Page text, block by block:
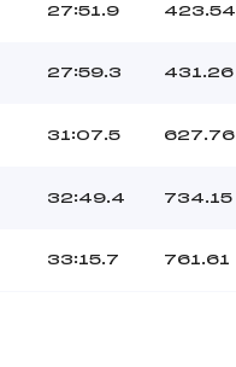
27:51.9 423.54
27:59.3 431.26
31:07.5 627.76
32:49.4 734.15
33:15.7 761.61